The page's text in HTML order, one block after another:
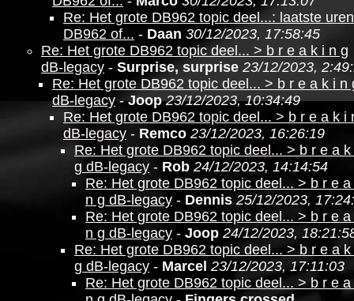
Re: Het grote DB962 topic deel...: laatste uren
DB962 of... - Daan 30/12/2023, 17:58:45
Re: Het grote DB962 topic deel... > b r e a k i n g
dB-legacy - Surprise, surprise 23/12/2023,
Re: Het grote DB962 topic deel... > b r e a k i n
dB-legacy -Joop 23/12/2023, 10:34:49
Re: Het grote DB962 topic deel... > b r e a k i
dB-legacy - Remco 23/12/2023, 16:26:19
Re: Het grote DB962 topic deel... > b r e a k
g dB-legacy - Rob 24/12/2023, 14:14:54
Re: Het grote DB962 topic deel... > b r e a
n g dB-legacy - Dennis 25/12/2023,
Re: Het grote DB962 topic deel... > b r e a
n g dB-legacy - Joop 24/12/2023,
Re: Het grote DB962 topic deel... > b r e a k
g dB-legacy - Marcel 23/12/2023, 17:11:03
Re: Het grote DB962 topic deel... > b r e a